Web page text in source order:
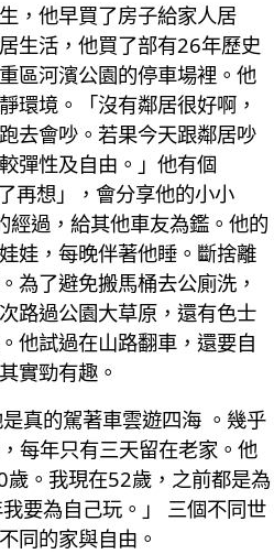
，他早買了房子給家人居
生活，他買了部有26年歷史
區河濱公園的停車場裡。他
環境。「沒有鄰居很好啊，
去會吵。若果今天跟鄰居吵
彈性及自由。」他有個
再想」，會分享他的小小
經過，給其他車友為鑑。他的
娃，每晚伴著他睡。斷捨離
為了避免搬馬桶去公廁洗，
路過公園大草原，還有色士
他試過在山路翻車，還要自
實勁有趣。
真的駕著車雲遊四海 。幾乎
每年只有三天留在老家。他
。我現在52歲，之前都是為
要為自己玩。」 三個不同世
同的家與自由。